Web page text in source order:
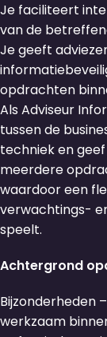
Je faciliteert
van de
Je geeft
opdrachten
Als Adviseur
tussen de
techniek en
meerdere
waardoor een
verwachtings-
speelt.
Achtergrond
Bijzonderheden
werkzaam